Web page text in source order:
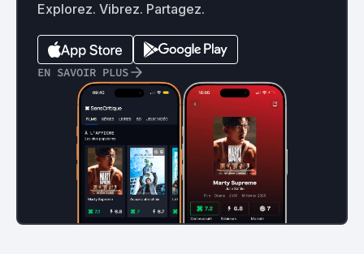
Explorez. Vibrez. Partagez.
EN SAVOIR PLUS